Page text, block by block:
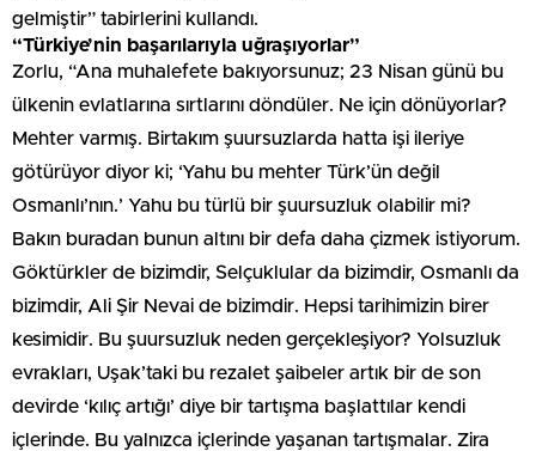
gelmiştir” tabirlerini kullandı.
“Türkiye’nin başarılarıyla uğraşıyorlar”
Zorlu, “Ana muhalefete bakıyorsunuz; 23 Nisan günü bu
ülkenin evlatlarına sırtlarını döndüler. Ne için dönüyorlar?
Mehter varmış. Birtakım şuursuzlarda hatta işi ileriye
götürüyor diyor ki; ‘Yahu bu mehter Türk’ün değil
Osmanlı’nın.’ Yahu bu türlü bir şuursuzluk olabilir mi?
Bakın buradan bunun altını bir defa daha çizmek istiyorum.
Göktürkler de bizimdir, Selçuklular da bizimdir, Osmanlı da
bizimdir, Ali Şir Nevai de bizimdir. Hepsi tarihimizin birer
kesimidir. Bu şuursuzluk neden gerçekleşiyor? Yolsuzluk
evrakları, Uşak’taki bu rezalet şaibeler artık bir de son
devirde ‘kılıç artığı’ diye bir tartışma başlattılar kendi
içlerinde. Bu yalnızca içlerinde yaşanan tartışmalar. Zira